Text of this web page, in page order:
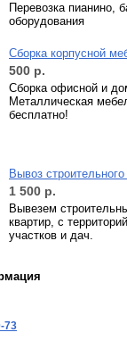
Перевозка пианино,
оборудования
Сборка корпусной
500 р.
Сборка офисной и
Металлическая
бесплатно!
Вывоз
1 500 р.
Вывезем
квартир, с
участков и дач.
73